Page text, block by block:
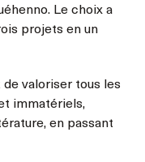
Le choix a
projets en un
valoriser tous les
immatériels,
en passant